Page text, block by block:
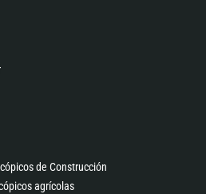
de Construcción
agrícolas